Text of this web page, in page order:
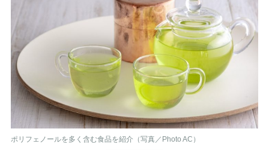
ポリフェノールを多く含む食品を紹介（写真／Photo AC）